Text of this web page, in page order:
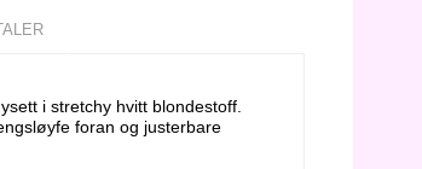
i stretchy hvitt blondestoff.
foran og justerbare